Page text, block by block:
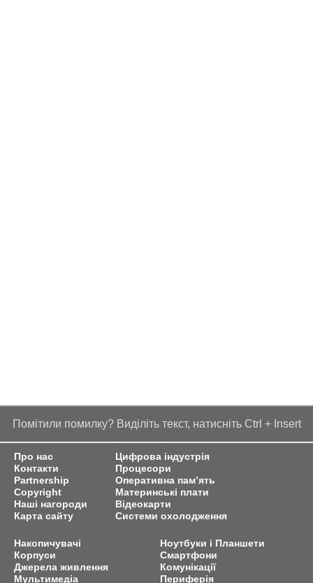
Помітили помилку? Виділіть текст, натисніть Ctrl + Insert
Про нас
Контакти
Partnership
Copyright
Наші нагороди
Карта сайту
Цифрова індустрія
Процесори
Оперативна пам’ять
Материнські плати
Відеокарти
Системи охолодження
Накопичувачі
Корпуси
Джерела живлення
Мультимедіа
Ноутбуки і Планшети
Смартфони
Комунікації
Периферія